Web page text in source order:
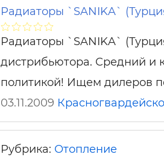
Радиаторы `SANIKA`
Радиаторы `SANIKA`
дистрибьютора. Средний и
политикой! Ищем дилеров
03.11.2009
Рубрика: Отопление